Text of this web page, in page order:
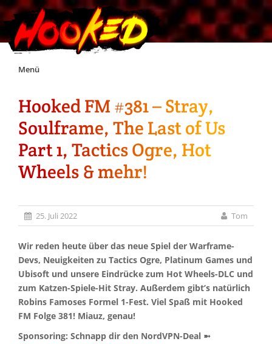
Skip
Menü
Unterstützt Hooked!
Exklusiv für Supporter*innen
Impressum
Jobs
Discord
Hooked FM #381 – Stray,
Soulframe, The Last of Us
Part 1, Tactics Ogre, Hot
Wheels & mehr!
25. Juli 2022 Tom
Wir reden heute über das neue Spiel der Warframe-
Devs, Neuigkeiten zu Tactics Ogre, Platinum Games und
Ubisoft und unsere Eindrücke zum Hot Wheels-DLC und
zum Katzen-Spiele-Hit Stray. Außerdem gibt’s natürlich
Robins Famoses Formel 1-Fest. Viel Spaß mit Hooked
FM Folge 381! Miauz, genau!
Sponsoring: Schnapp dir den NordVPN-Deal ➼